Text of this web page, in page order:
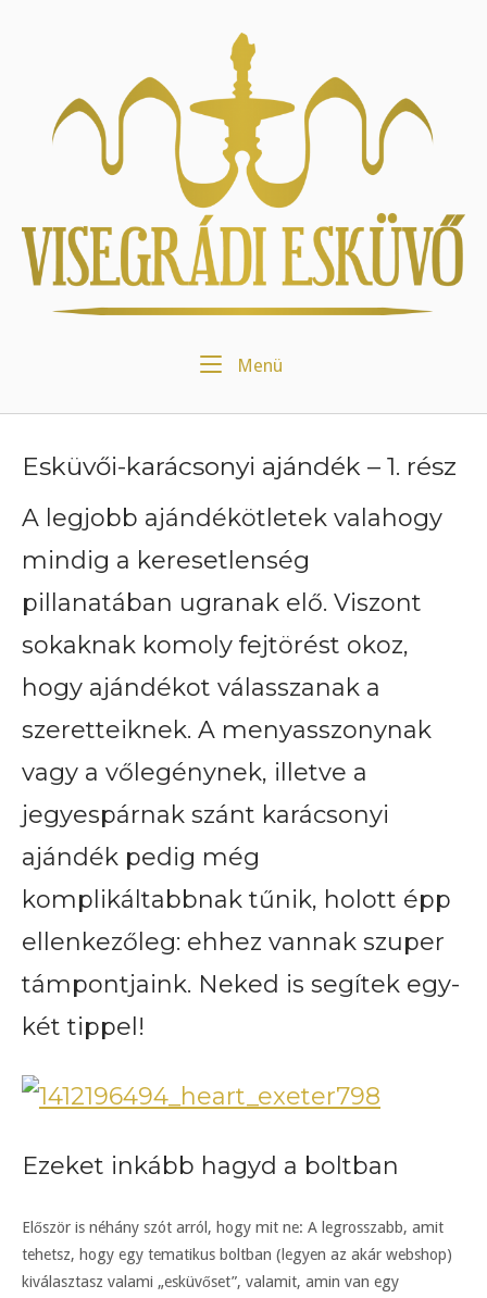
Menü
Esküvői-karácsonyi ajándék – 1. rész
A legjobb ajándékötletek valahogy
mindig a keresetlenség
pillanatában ugranak elő. Viszont
sokaknak komoly fejtörést okoz,
hogy ajándékot válasszanak a
szeretteiknek. A menyasszonynak
vagy a vőlegénynek, illetve a
jegyespárnak szánt karácsonyi
ajándék pedig még
komplikáltabbnak tűnik, holott épp
ellenkezőleg: ehhez vannak szuper
támpontjaink. Neked is segítek egy-
két tippel!
Ezeket inkább hagyd a boltban
Először is néhány szót arról, hogy mit ne: A legrosszabb, amit
tehetsz, hogy egy tematikus boltban (legyen az akár webshop)
kiválasztasz valami „esküvőset”, valamit, amin van egy